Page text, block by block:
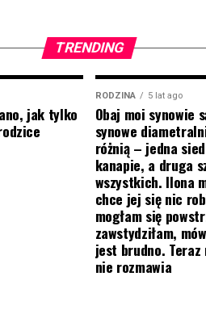
TRENDING
jak tylko
RODZINA 5 lat ago
Obaj moi synowie
synowe
różnią – jedna
kanapie, a druga
wszystkich. Ilona
chce jej się nic
mogłam się
zawstydziłam,
jest brudno.
nie rozmawia